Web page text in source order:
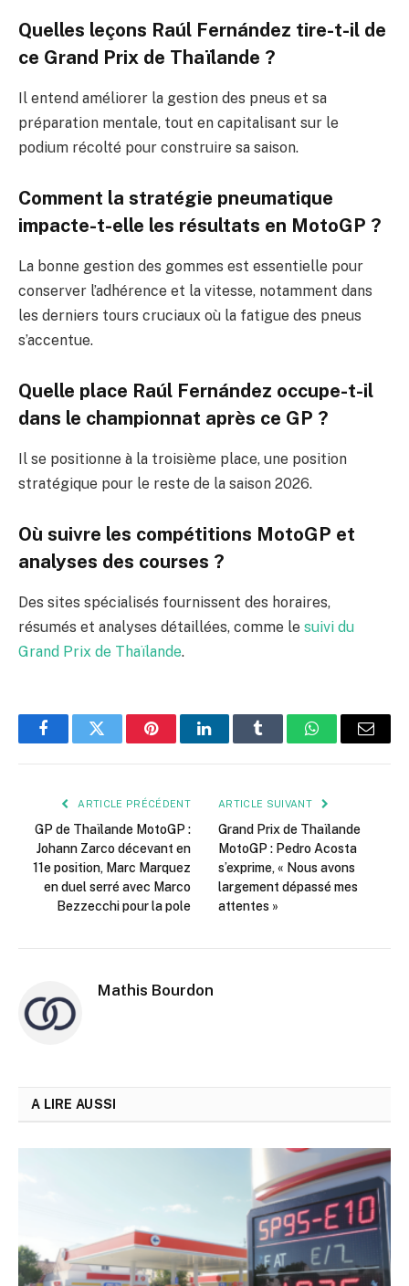
Quelles leçons Raúl Fernández tire-t-il de
ce Grand Prix de Thaïlande ?
Il entend améliorer la gestion des pneus et sa
préparation mentale, tout en capitalisant sur le
podium récolté pour construire sa saison.
Comment la stratégie pneumatique
impacte-t-elle les résultats en MotoGP ?
La bonne gestion des gommes est essentielle pour
conserver l’adhérence et la vitesse, notamment dans
les derniers tours cruciaux où la fatigue des pneus
s’accentue.
Quelle place Raúl Fernández occupe-t-il
dans le championnat après ce GP ?
Il se positionne à la troisième place, une position
stratégique pour le reste de la saison 2026.
Où suivre les compétitions MotoGP et
analyses des courses ?
Des sites spécialisés fournissent des horaires,
résumés et analyses détaillées, comme le suivi du
Grand Prix de Thaïlande.
FacebookTwitter PinterestLinkedInTumblr WhatsApp
E-
ARTICLE PRÉCÉDENT
GP de Thaïlande MotoGP :
Johann Zarco décevant en
11e position, Marc Marquez
en duel serré avec Marco
Bezzecchi pour la pole
ARTICLE SUIVANT
Grand Prix de Thaïlande
MotoGP : Pedro Acosta
s’exprime, « Nous avons
largement dépassé mes
attentes »
Mathis Bourdon
A LIRE AUSSI